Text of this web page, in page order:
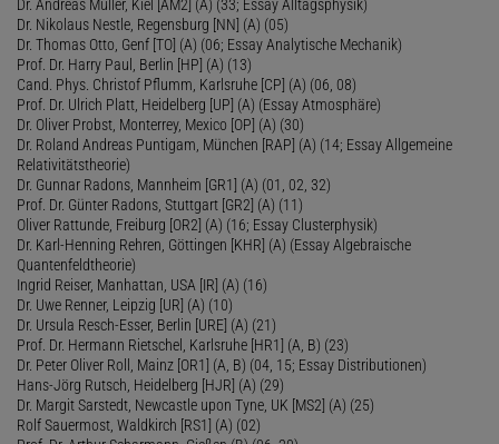
Dr. Andreas Müller, Kiel [AM2] (A) (33; Essay Alltagsphysik)
Dr. Nikolaus Nestle, Regensburg [NN] (A) (05)
Dr. Thomas Otto, Genf [TO] (A) (06; Essay Analytische Mechanik)
Prof. Dr. Harry Paul, Berlin [HP] (A) (13)
Cand. Phys. Christof Pflumm, Karlsruhe [CP] (A) (06, 08)
Prof. Dr. Ulrich Platt, Heidelberg [UP] (A) (Essay Atmosphäre)
Dr. Oliver Probst, Monterrey, Mexico [OP] (A) (30)
Dr. Roland Andreas Puntigam, München [RAP] (A) (14; Essay Allgemeine
Relativitätstheorie)
Dr. Gunnar Radons, Mannheim [GR1] (A) (01, 02, 32)
Prof. Dr. Günter Radons, Stuttgart [GR2] (A) (11)
Oliver Rattunde, Freiburg [OR2] (A) (16; Essay Clusterphysik)
Dr. Karl-Henning Rehren, Göttingen [KHR] (A) (Essay Algebraische
Quantenfeldtheorie)
Ingrid Reiser, Manhattan, USA [IR] (A) (16)
Dr. Uwe Renner, Leipzig [UR] (A) (10)
Dr. Ursula Resch-Esser, Berlin [URE] (A) (21)
Prof. Dr. Hermann Rietschel, Karlsruhe [HR1] (A, B) (23)
Dr. Peter Oliver Roll, Mainz [OR1] (A, B) (04, 15; Essay Distributionen)
Hans-Jörg Rutsch, Heidelberg [HJR] (A) (29)
Dr. Margit Sarstedt, Newcastle upon Tyne, UK [MS2] (A) (25)
Rolf Sauermost, Waldkirch [RS1] (A) (02)